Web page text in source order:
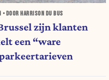
• DOOR HARRISON DU BUS
zijn klanten
een “ware